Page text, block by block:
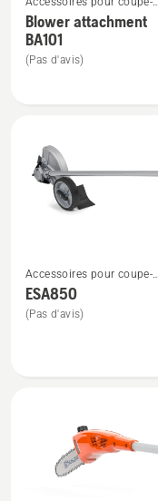
plus
de
détails
sur
bordures et
Combi
Blower attachment
BA101
(Pas d'avis)
plus
de
détails
Accessoires pour coupe-
bordures et
Combi
ESA850
(Pas d'avis)